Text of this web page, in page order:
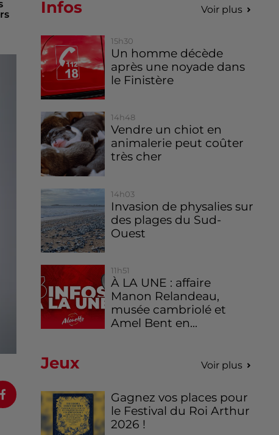
Infos Voir plus
15h30
Un homme décède
après une noyade dans
le Finistère
14h48
Vendre un chiot en
animalerie peut coûter
très cher
14h03
Invasion de physalies sur
des plages du Sud-
Ouest
11h51
À LA UNE : affaire
Manon Relandeau,
musée cambriolé et
Amel Bent en...
Jeux Voir plus
Gagnez vos places pour
le Festival du Roi Arthur
2026 !